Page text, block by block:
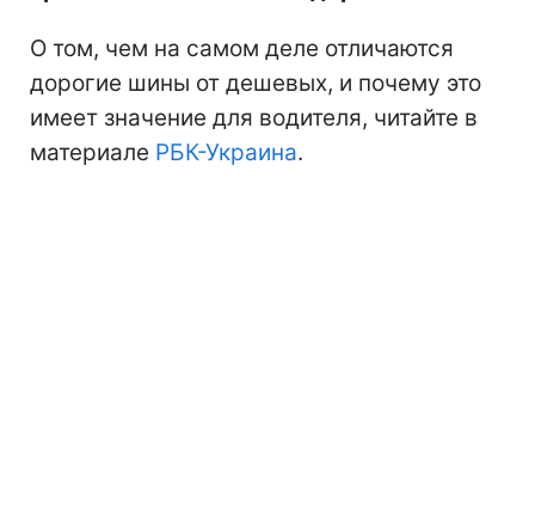
О том, чем на самом деле отличаются
дорогие шины от дешевых, и почему это
имеет значение для водителя, читайте в
материале РБК-Украина.